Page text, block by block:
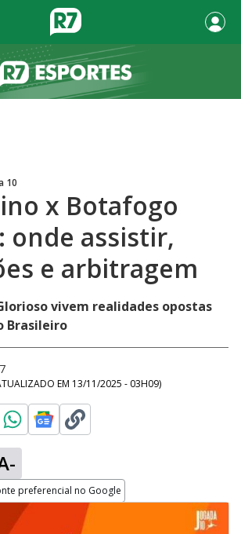
10
x Botafogo
onde assistir,
e arbitragem
vivem realidades opostas
Brasileiro
EM 13/11/2025 - 03H09)
preferencial no Google